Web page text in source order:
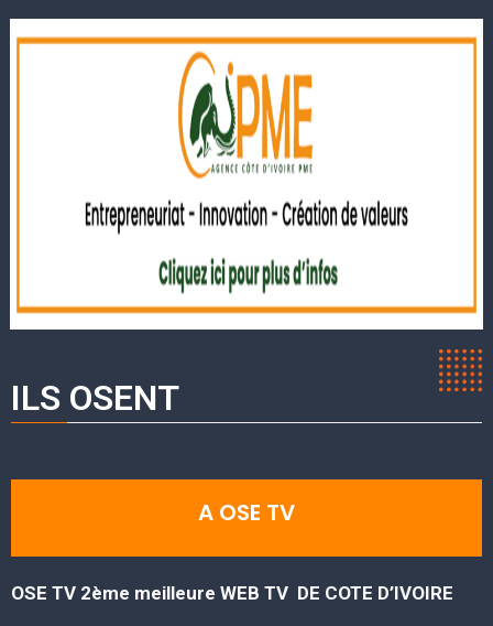
ILS OSENT
A OSE TV
OSE TV 2ème meilleure WEB TV DE COTE D’IVOIRE